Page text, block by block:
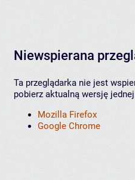
Niewspierana
Ta przeglądarka nie jest
pobierz aktualną wersję
Mozilla Firefox
Google Chrome